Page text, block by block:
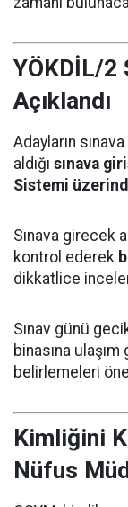
YÖKDİL/2
Açıklandı
Adayların
aldığı sınava
Sistemi
Sınava girecek
kontrol ederek
dikkatlice
Sınav günü
binasına
belirlemeleri
Kimliğini
Nüfus